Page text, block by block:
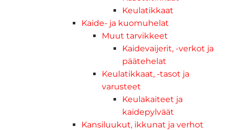
Keulatikkaat
Kaide- ja kuomuhelat
Muut tarvikkeet
Kaidevaijerit, -verkot ja
päätehelat
Keulatikkaat, -tasot ja
varusteet
Keulakaiteet ja
kaidepylväät
Kansiluukut, ikkunat ja verhot